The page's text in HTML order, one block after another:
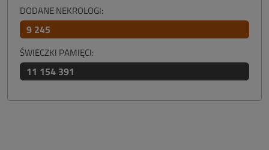
DODANE NEKROLOGI:
9 245
ŚWIECZKI PAMIĘCI:
11 154 391